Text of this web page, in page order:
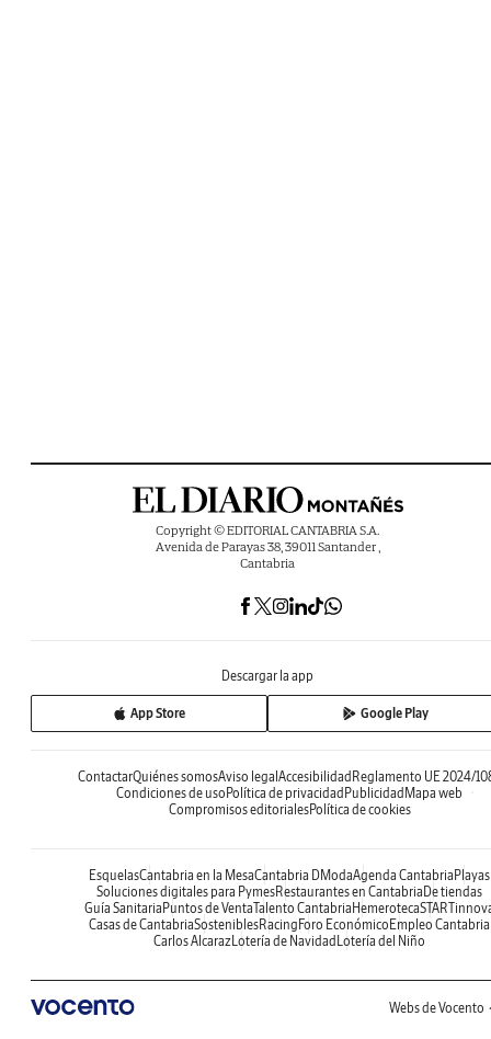
Copyright © EDITORIAL CANTABRIA S.A.
Avenida de Parayas 38, 39011 Santander ,
Cantabria
Descargar la app
App Store Google Play
ContactarQuiénes somosAviso legalAccesibilidadReglamento UE 2024/
Condiciones de usoPolítica de privacidadPublicidadMapa web
Compromisos editorialesPolítica de cookies
EsquelasCantabria en la MesaCantabria DModaAgenda CantabriaPlayas
Soluciones digitales para PymesRestaurantes en CantabriaDe tiendas
Guía SanitariaPuntos de VentaTalento CantabriaHemeroteca
Casas de CantabriaSosteniblesRacingForo EconómicoEmpleo Cantabria
Carlos AlcarazLotería de NavidadLotería del Niño
Webs de Vocento